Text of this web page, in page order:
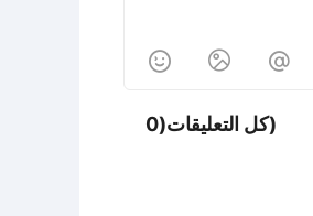
  
كل التعليقات(0)